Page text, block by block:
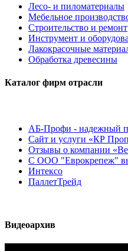
Лесо- и пиломатериалы
Мебельное
Строительство и ремонт
Инструмент и
Лакокрасочные
Обработка древесины
Каталог фирм отрасли
АБ-Профи - надежный
Сайт и услуги «КР
Отзывы о компании
С ООО "Еврокрепеж"
Интексо
ПаллетТрейд
Видеоархив